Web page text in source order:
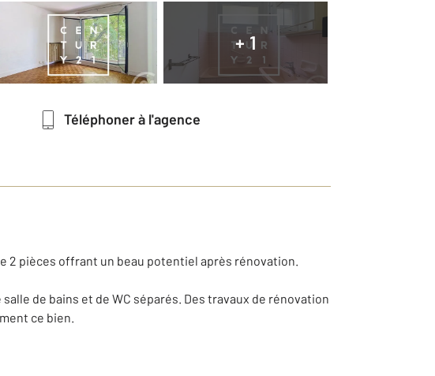
+ 1
Téléphoner à l'agence
2 pièces offrant un beau potentiel après rénovation.
de bains et de WC séparés. Des travaux de rénovation
ce bien.